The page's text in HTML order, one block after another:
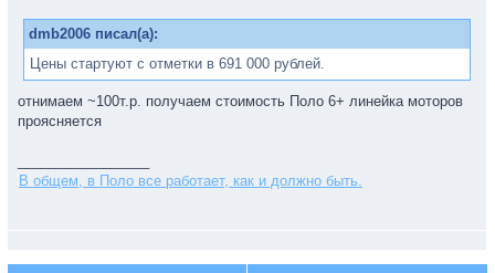
dmb2006 писал(а):
Цены стартуют с отметки в 691 000 рублей.
отнимаем ~100т.р. получаем стоимость Поло 6+ линейка моторов
проясняется
В общем, в Поло все работает, как и должно быть.